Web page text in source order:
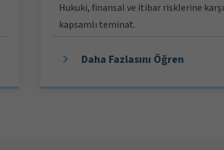
Hukuki, finansal ve itibar risklerine karşı
kapsamlı teminat.
Daha Fazlasını Öğren